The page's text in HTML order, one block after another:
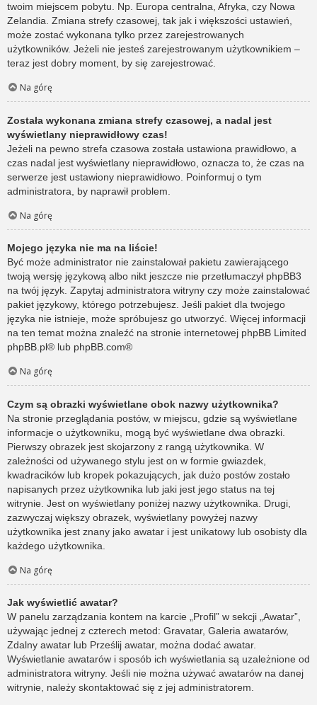
twoim miejscem pobytu. Np. Europa centralna, Afryka, czy Nowa
Zelandia. Zmiana strefy czasowej, tak jak i większości ustawień,
może zostać wykonana tylko przez zarejestrowanych
użytkowników. Jeżeli nie jesteś zarejestrowanym użytkownikiem –
teraz jest dobry moment, by się zarejestrować.
Na górę
Została wykonana zmiana strefy czasowej, a nadal jest
wyświetlany nieprawidłowy czas!
Jeżeli na pewno strefa czasowa została ustawiona prawidłowo, a
czas nadal jest wyświetlany nieprawidłowo, oznacza to, że czas na
serwerze jest ustawiony nieprawidłowo. Poinformuj o tym
administratora, by naprawił problem.
Na górę
Mojego języka nie ma na liście!
Być może administrator nie zainstalował pakietu zawierającego
twoją wersję językową albo nikt jeszcze nie przetłumaczył phpBB3
na twój język. Zapytaj administratora witryny czy może zainstalować
pakiet językowy, którego potrzebujesz. Jeśli pakiet dla twojego
języka nie istnieje, może spróbujesz go utworzyć. Więcej informacji
na ten temat można znaleźć na stronie internetowej phpBB Limited
phpBB.pl® lub phpBB.com®
Na górę
Czym są obrazki wyświetlane obok nazwy użytkownika?
Na stronie przeglądania postów, w miejscu, gdzie są wyświetlane
informacje o użytkowniku, mogą być wyświetlane dwa obrazki.
Pierwszy obrazek jest skojarzony z rangą użytkownika. W
zależności od używanego stylu jest on w formie gwiazdek,
kwadracików lub kropek pokazujących, jak dużo postów zostało
napisanych przez użytkownika lub jaki jest jego status na tej
witrynie. Jest on wyświetlany poniżej nazwy użytkownika. Drugi,
zazwyczaj większy obrazek, wyświetlany powyżej nazwy
użytkownika jest znany jako awatar i jest unikatowy lub osobisty dla
każdego użytkownika.
Na górę
Jak wyświetlić awatar?
W panelu zarządzania kontem na karcie „Profil” w sekcji „Awatar”,
używając jednej z czterech metod: Gravatar, Galeria awatarów,
Zdalny awatar lub Prześlij awatar, można dodać awatar.
Wyświetlanie awatarów i sposób ich wyświetlania są uzależnione od
administratora witryny. Jeśli nie można używać awatarów na danej
witrynie, należy skontaktować się z jej administratorem.